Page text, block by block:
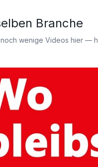
Branche
wenige Videos hier —